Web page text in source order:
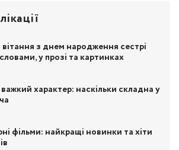
вітання з днем народження сестрі
у прозі та картинках
характер: наскільки складна у
фільми: найкращі новинки та хіти